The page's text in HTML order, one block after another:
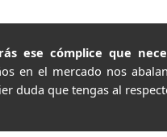
ese cómplice que
en el mercado nos
duda que tengas al